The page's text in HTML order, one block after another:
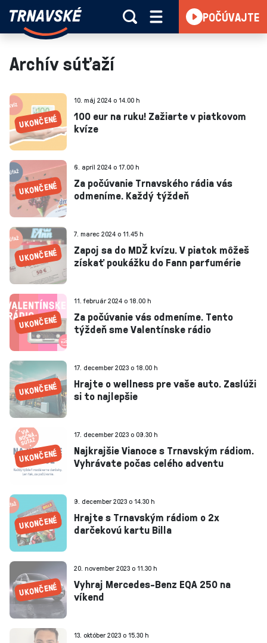
Skočiť na obsah
Trnavské
Vieme,
čo
deje
v
kraji
POČÚVAJTE
Archív súťaží
100 eur na ruku! Zažiarte v piatkovom
kvíze
10. máj 2024 o 14.00 h
Za počúvanie Trnavského rádia vás
odmeníme. Každý týždeň
6. apríl 2024 o 17.00 h
Zapoj sa do MDŽ kvízu. V piatok môžeš
získať poukážku do Fann parfumérie
7. marec 2024 o 11.45 h
Za počúvanie vás odmeníme. Tento
týždeň sme Valentínske rádio
11. február 2024 o 18.00 h
Hrajte o wellness pre vaše auto. Zaslúži
si to najlepšie
17. december 2023 o 18.00 h
Najkrajšie Vianoce s Trnavským rádiom.
Vyhrávate počas celého adventu
17. december 2023 o 09.30 h
Hrajte s Trnavským rádiom o 2x
darčekovú kartu Billa
9. december 2023 o 14.30 h
Vyhraj Mercedes-Benz EQA 250 na
víkend
20. november 2023 o 11.30 h
13. október 2023 o 15.30 h